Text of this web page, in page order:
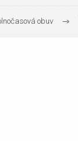
obuv